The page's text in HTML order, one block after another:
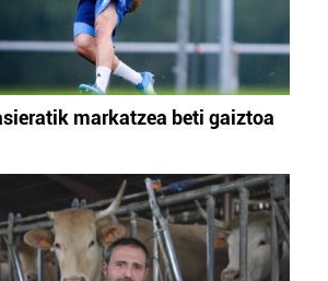
markatzea beti gaiztoa